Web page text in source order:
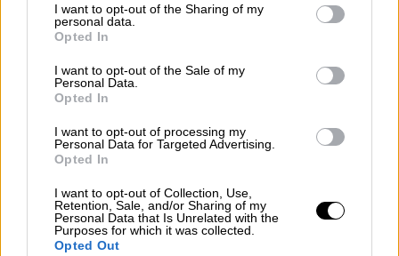
not limited to your visit or usage behaviour. You may click to
grant or deny consent to Google and its third-party tags to
use your data for below specified purposes in below Google
consent section.
I want to opt-out of the Sharing of my
personal data.
Opted In
I want to opt-out of the Sale of my
Personal Data.
Opted In
I want to opt-out of processing my
Personal Data for Targeted Advertising.
Opted In
I want to opt-out of Collection, Use,
Retention, Sale, and/or Sharing of my
Personal Data that Is Unrelated with the
Purposes for which it was collected.
Opted Out